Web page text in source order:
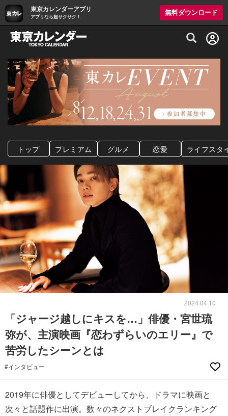
東京カレンダーアプリ
アプリなら超サクサク！
無料ダウンロード
グルメ情報・プレミアムレストラン予約
トップ プレミアム グルメ 恋愛 ライフスタ
2024.04.10
「ジャージ越しにキスを…」俳優・宮世琉
弥が、主演映画『恋わずらいのエリー』で
苦労したシーンとは
#インタビュー
2019年に俳優としてデビューしてから、ドラマに映画と
次々と話題作に出演。数々のネクストブレイクランキング